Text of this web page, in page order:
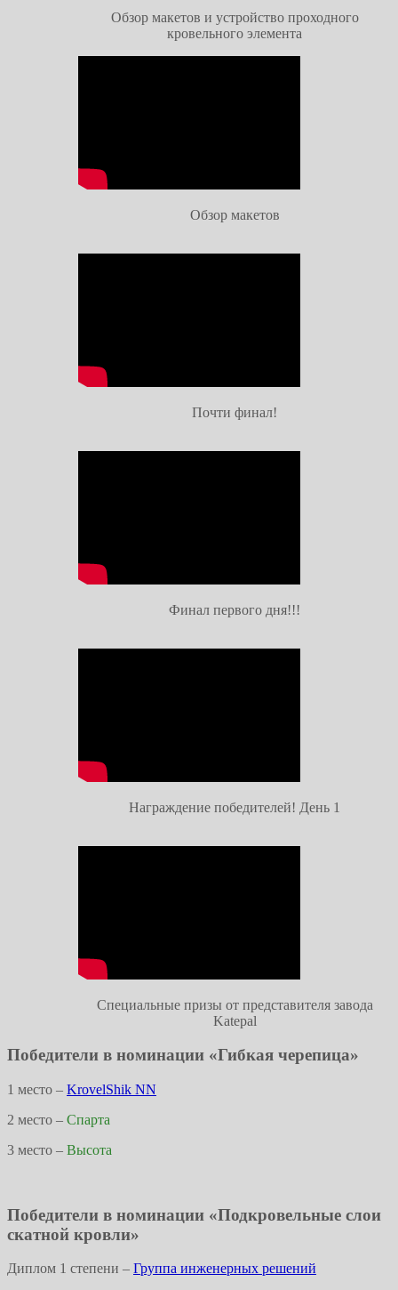
Обзор макетов и устройство проходного
кровельного элемента
Обзор макетов
Почти финал!
Финал первого дня!!!
Награждение победителей! День 1
Специальные призы от представителя завода
Katepal
Победители в номинации «Гибкая черепица»
1 место – KrovelShik NN
2 место – Спарта
3 место – Высота
Победители в номинации «Подкровельные слои
скатной кровли»
Диплом 1 степени – Группа инженерных решений